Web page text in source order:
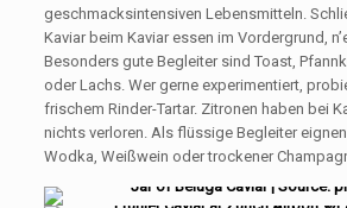
geschmacksintensiven Lebensmitteln.
Kaviar beim Kaviar essen im Vordergrund,
Besonders gute Begleiter sind Toast,
oder Lachs. Wer gerne experimentiert,
frischem Rinder-Tartar. Zitronen haben bei
nichts verloren. Als flüssige Begleiter
Wodka, Weißwein oder trockener